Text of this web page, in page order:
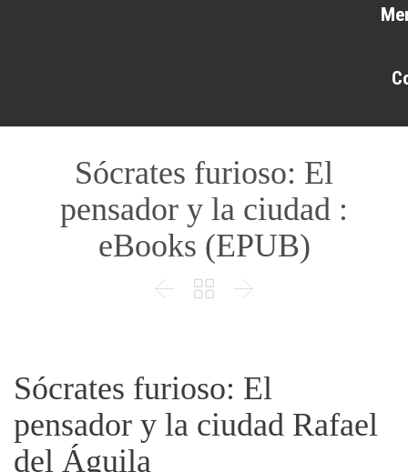
Sócrates furioso: El
pensador y la ciudad :
eBooks (EPUB)
  
Sócrates furioso: El
pensador y la ciudad Rafael
del Águila